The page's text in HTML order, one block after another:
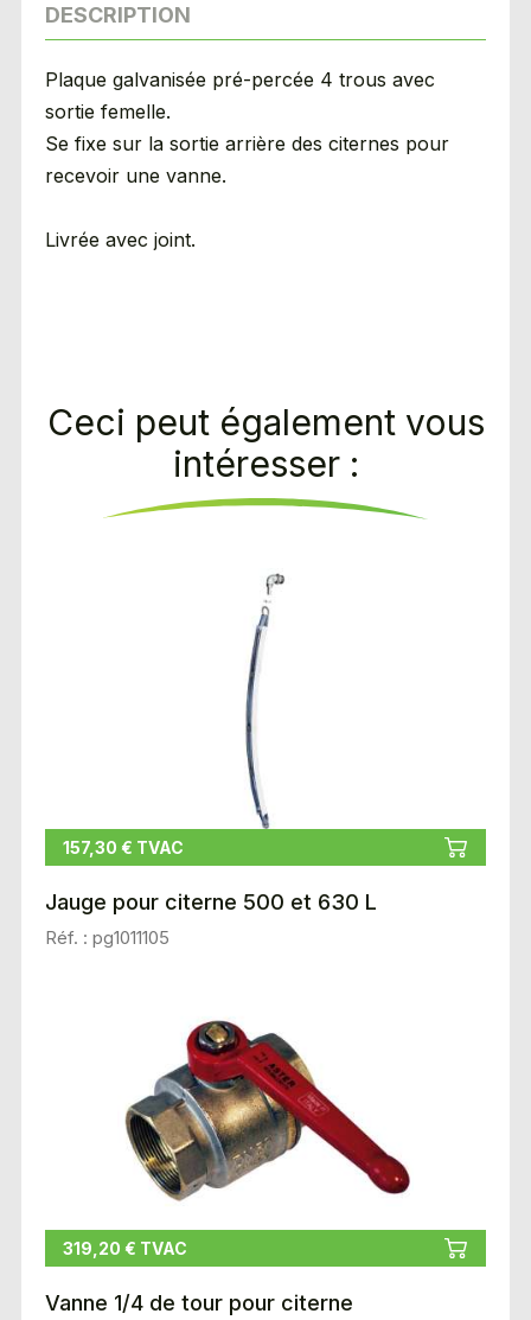
DESCRIPTION
Plaque galvanisée pré-percée 4 trous avec
sortie femelle.
Se fixe sur la sortie arrière des citernes pour
recevoir une vanne.
Livrée avec joint.
Ceci peut également vous
intéresser :
157,30 € TVAC
Jauge pour citerne 500 et 630 L
Réf. : pg1011105
319,20 € TVAC
Vanne 1/4 de tour pour citerne